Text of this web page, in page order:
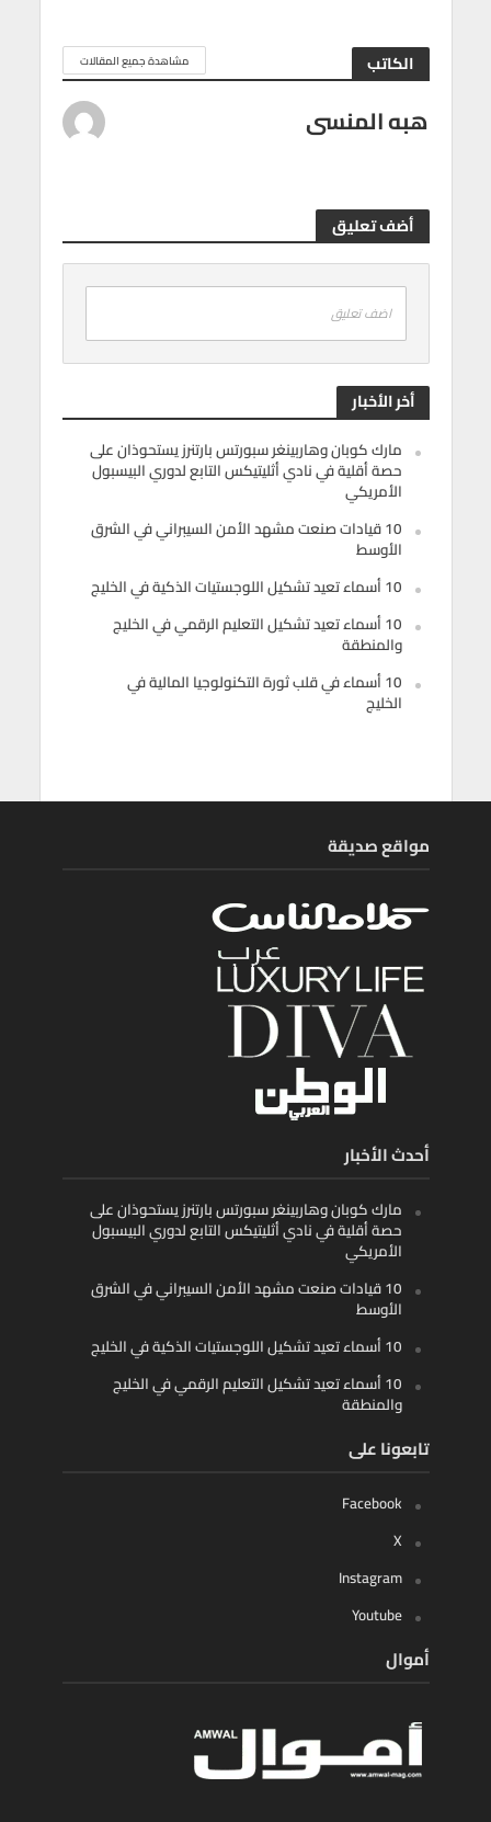
الكاتب مشاهدة جميع المقالات
هبه المنسى
أضف تعليق
اضف تعليق
أخر الأخبار
مارك كوبان وهاربينغر سبورتس بارتنرز يستحوذان على
حصة أقلية في نادي أثليتيكس التابع لدوري البيسبول
الأمريكي
10 قيادات صنعت مشهد الأمن السيبراني في الشرق
الأوسط
10 أسماء تعيد تشكيل اللوجستيات الذكية في الخليج
10 أسماء تعيد تشكيل التعليم الرقمي في الخليج
والمنطقة
10 أسماء في قلب ثورة التكنولوجيا المالية في
الخليج
مواقع صديقة
أحدث الأخبار
مارك كوبان وهاربينغر سبورتس بارتنرز يستحوذان على
حصة أقلية في نادي أثليتيكس التابع لدوري البيسبول
الأمريكي
10 قيادات صنعت مشهد الأمن السيبراني في الشرق
الأوسط
10 أسماء تعيد تشكيل اللوجستيات الذكية في الخليج
10 أسماء تعيد تشكيل التعليم الرقمي في الخليج
والمنطقة
تابعونا على
Facebook
X
Instagram
Youtube
أموال